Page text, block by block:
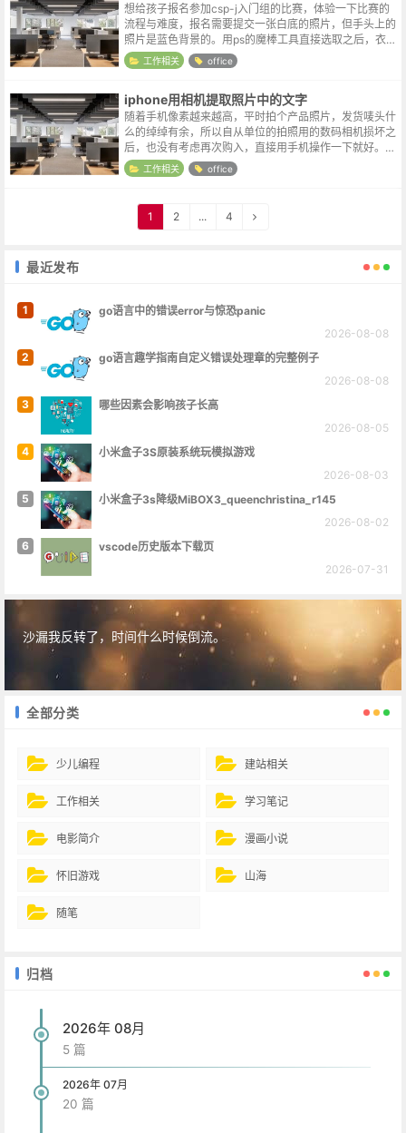
想给孩子报名参加csp-j入门组的比赛，体验一下比赛的
流程与难度，报名需要提交一张白底的照片，但手头上的
照片是蓝色背景的。用ps的魔棒工具直接选取之后，衣服
部分的效果尚可，但发丝部位还是有蓝色残留，效果比较
粗糙。有过ps的使用经验(但...
工作相关 office
iphone用相机提取照片中的文字
随着手机像素越来越高，平时拍个产品照片，发货唛头什
么的绰绰有余，所以自从单位的拍照用的数码相机损坏之
后，也没有考虑再次购入，直接用手机操作一下就好。手
机集成的功能越来越多，无形中挤掉了很多旧有单一功能
电子产品的市场。博主之前一直用的i...
工作相关 office
1 2 ... 4
最近发布
1
go语言中的错误error与惊恐panic
2026-08-08
2
go语言趣学指南自定义错误处理章的完整例子
2026-08-08
3
哪些因素会影响孩子长高
2026-08-05
4
小米盒子3S原装系统玩模拟游戏
2026-08-03
5
小米盒子3s降级MiBOX3_queenchristina_r145
2026-08-02
6
vscode历史版本下载页
2026-07-31
沙漏我反转了，时间什么时候倒流。
全部分类
少儿编程 建站相关
工作相关 学习笔记
电影简介 漫画小说
怀旧游戏 山海
随笔
归档
2026年 08月
5 篇
2026年 07月
20 篇